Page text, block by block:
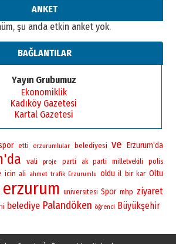
ANKET
şu anda etkin anket yok.
BAĞLANTILAR
Yayın Grubumuz
Ekonomiklik
Kadıköy Gazetesi
Kartal Gazetesi
etti erzurumlular belediyesi ve Erzurum’da
vali proje parti ak parti milletvekili
polis
icin ali ahmet trafik Erzurumlu oldu il bir kar Oltu
erzurum universitesi Spor mhp ziyaret
belediye Palandöken öğrenci Büyükşehir